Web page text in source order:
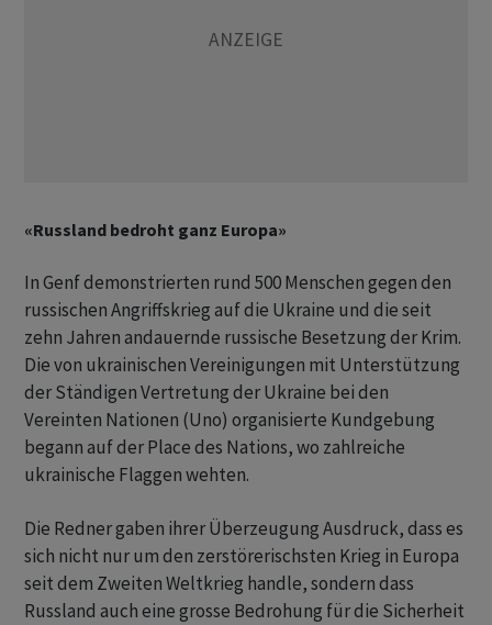
«Russland bedroht ganz Europa»
In Genf demonstrierten rund 500 Menschen gegen den
russischen Angriffskrieg auf die Ukraine und die seit
zehn Jahren andauernde russische Besetzung der Krim.
Die von ukrainischen Vereinigungen mit Unterstützung
der Ständigen Vertretung der Ukraine bei den
Vereinten Nationen (Uno) organisierte Kundgebung
begann auf der Place des Nations, wo zahlreiche
ukrainische Flaggen wehten.
Die Redner gaben ihrer Überzeugung Ausdruck, dass es
sich nicht nur um den zerstörerischsten Krieg in Europa
seit dem Zweiten Weltkrieg handle, sondern dass
Russland auch eine grosse Bedrohung für die Sicherheit